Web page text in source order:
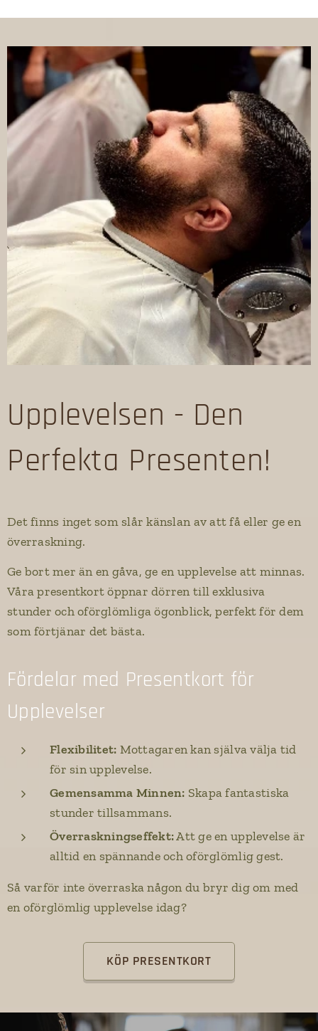
Upplevelsen - Den
Perfekta Presenten!
Det finns inget som slår känslan av att få eller ge en
överraskning.
Ge bort mer än en gåva, ge en upplevelse att minnas.
Våra presentkort öppnar dörren till exklusiva
stunder och oförglömliga ögonblick, perfekt för dem
som förtjänar det bästa.
Fördelar med Presentkort för
Upplevelser
Flexibilitet: Mottagaren kan själva välja tid
för sin upplevelse.
Gemensamma Minnen: Skapa fantastiska
stunder tillsammans.
Överraskningseffekt:Att ge en upplevelse är
alltid en spännande och oförglömlig gest.
Så varför inte överraska någon du bryr dig om med
en oförglömlig upplevelse idag?
KÖP PRESENTKORT